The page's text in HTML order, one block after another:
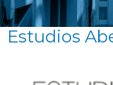
Estudios